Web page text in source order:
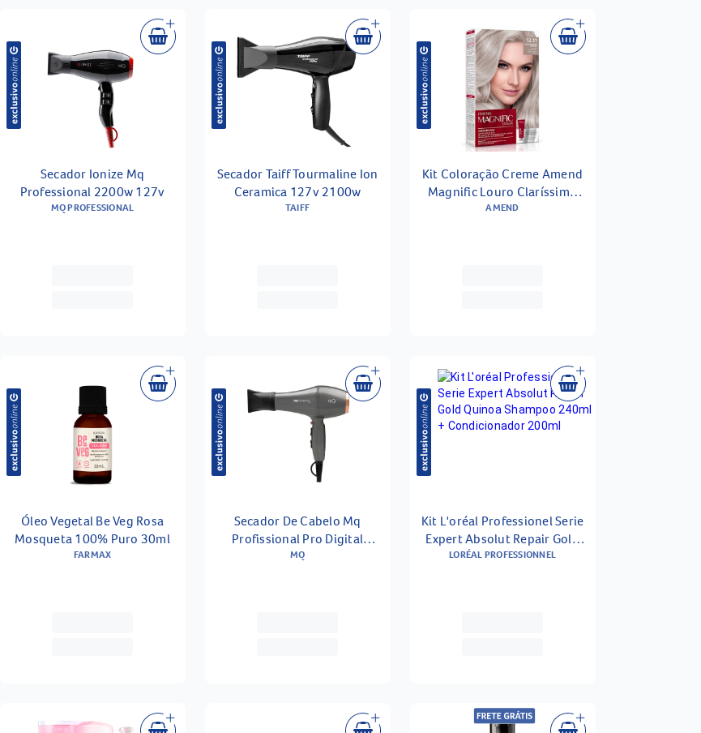
Secador Ionize Mq
Professional 2200w 127v
MQ PROFESSIONAL
Secador Taiff Tourmaline Ion
Ceramica 127v 2100w
TAIFF
Kit Coloração Creme Amend
Magnific Louro Claríssimo
Platinado 12.11
AMEND
Óleo Vegetal Be Veg Rosa
Mosqueta 100% Puro 30ml
FARMAX
Secador De Cabelo Mq
Profissional Pro Digital
2600w Com 2 Velocidades
MQ
Kit L'oréal Professionel Serie
Expert Absolut Repair Gold
Quinoa Shampoo 240ml +
LORÉAL PROFESSIONNEL